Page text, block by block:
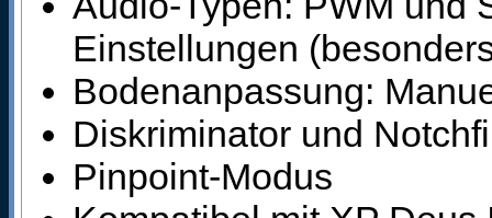
Einstellungen
Bodenanpassung:
Diskriminator und
Pinpoint-Modus